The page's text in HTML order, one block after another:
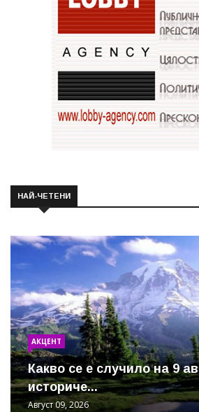
НАЙ-ЧЕТЕНИ
АКЦЕНТ
Какво се е случило на 9
историче...
Август 09, 2026